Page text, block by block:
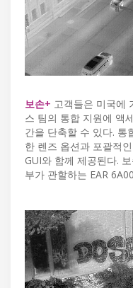
보손+ 고객들은 미국에
스 팀의 통합 지원에 액
간을 단축할 수 있다. 통
한 렌즈 옵션과 포괄적
GUI와 함께 제공된다.
부가 관할하는 EAR